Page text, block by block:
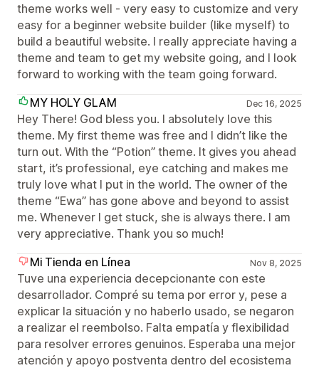
theme works well - very easy to customize and very
easy for a beginner website builder (like myself) to
build a beautiful website. I really appreciate having a
theme and team to get my website going, and I look
forward to working with the team going forward.
MY HOLY GLAM
Dec 16, 2025
Hey There! God bless you. I absolutely love this
theme. My first theme was free and I didn’t like the
turn out. With the “Potion” theme. It gives you ahead
start, it’s professional, eye catching and makes me
truly love what I put in the world. The owner of the
theme “Ewa” has gone above and beyond to assist
me. Whenever I get stuck, she is always there. I am
very appreciative. Thank you so much!
Mi Tienda en Línea
Nov 8, 2025
Tuve una experiencia decepcionante con este
desarrollador. Compré su tema por error y, pese a
explicar la situación y no haberlo usado, se negaron
a realizar el reembolso. Falta empatía y flexibilidad
para resolver errores genuinos. Esperaba una mejor
atención y apoyo postventa dentro del ecosistema